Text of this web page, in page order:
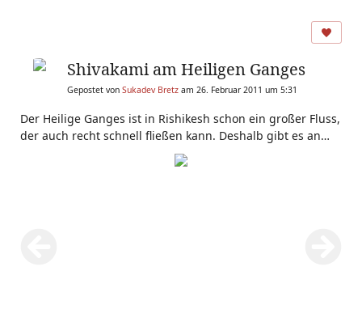
Shivakami am Heiligen Ganges
Gepostet von Sukadev Bretz am 26. Februar 2011 um 5:31
Der Heilige Ganges ist in Rishikesh schon ein großer Fluss,
der auch recht schnell fließen kann. Deshalb gibt es an
den ghats oft Ketten, um ein Abtreiben der Badenden zu